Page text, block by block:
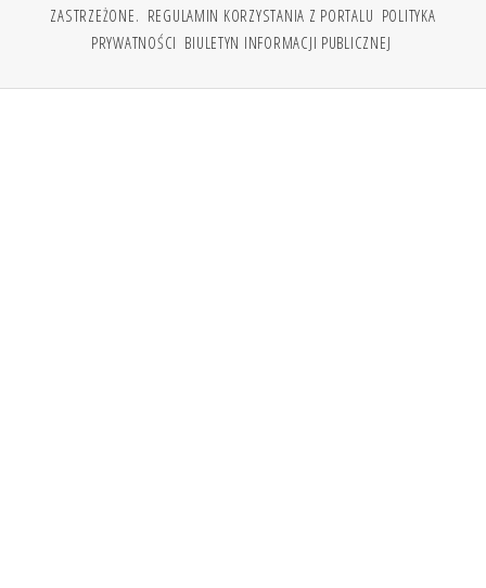
ZASTRZEŻONE. REGULAMIN KORZYSTANIA Z PORTALU POLITYKA
PRYWATNOŚCI BIULETYN INFORMACJI PUBLICZNEJ